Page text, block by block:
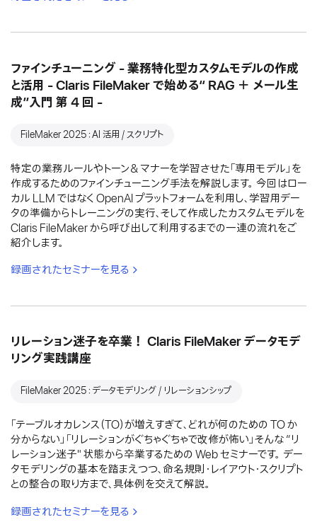
ファインチューニング - 業務特化型カスタムモデルの作成
と活用 - Claris FileMaker で始める“ RAG ＋ メール生
成”入門 第 4 回 -
FileMaker 2025：AI 活用 / スクリプト
特定の業務ルールやトーン＆マナーを学習させた「専用モデル」を
作成するためのファインチューニング手法を解説します。 今回はロー
カル LLM ではなく OpenAI プラットフォームを利用し、学習用デー
タの準備からトレーニングの実行、そして作成したカスタムモデルを
Claris FileMaker から呼び出して利用するまでの一連の流れをご
紹介します。
録画されたセミナーを見る
リレーション迷子を卒業！ Claris FileMaker データモデ
リング実践講座
FileMaker 2025：データモデリング / リレーションシップ
「テーブルオカレンス（TO）が増えすぎて、どれが何のための TO か
分からない」「リレーションがぐちゃぐちゃで改修が怖い」そんな “リ
レーション迷子" 状態から卒業するための Web セミナーです。 デー
タモデリングの基本を踏まえつつ、命名規則・レイアウト・スクリプト
との整合の取り方まで、具体例を交えて解説。
録画されたセミナーを見る